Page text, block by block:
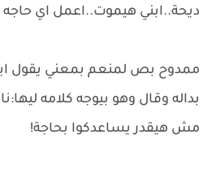
ديحة..ابني هيموت..اعمل اي
ممدوح بص لمنعم بمعني يقول
بداله وقال وهو بيوجه كلامه
مش هيقدر يساعدكوا بحاجة!